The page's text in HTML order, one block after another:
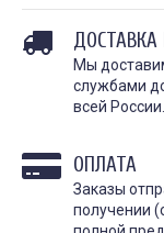
ДОСТАВКА
Мы
службами
всей России.
ОПЛАТА
Заказы
получении